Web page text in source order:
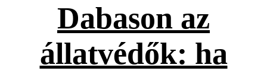
Dabason az
állatvédők: ha